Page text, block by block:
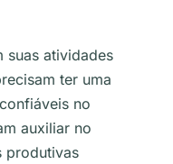
suas atividades
ter uma
no
auxiliar no
produtivas